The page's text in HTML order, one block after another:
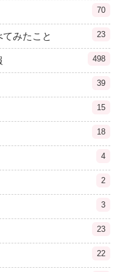
70
みたこと 23
498
39
15
18
4
2
3
23
22